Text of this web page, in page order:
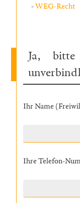
WEG-Recht
Ja,
Ihr Name
Ihre Telefon-